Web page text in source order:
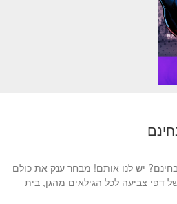
יש לנו אותם! מבחר ענק את כולם
דפי צביעה לכל הגילאים מהגן, בית